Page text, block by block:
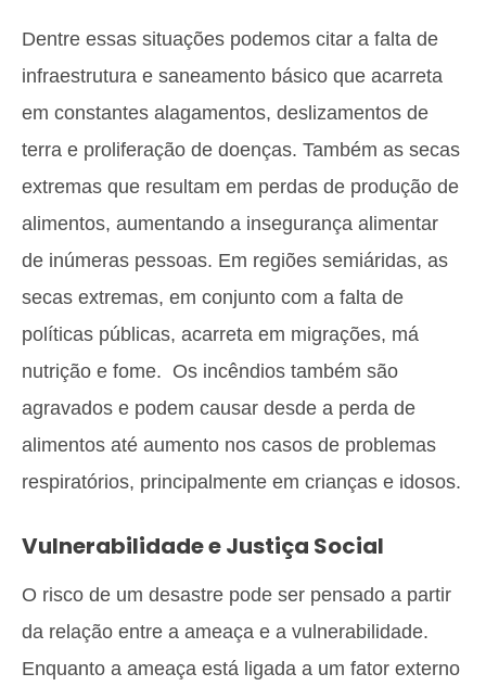
Dentre essas situações podemos citar a falta de
infraestrutura e saneamento básico que acarreta
em constantes alagamentos, deslizamentos de
terra e proliferação de doenças. Também as secas
extremas que resultam em perdas de produção de
alimentos, aumentando a insegurança alimentar
de inúmeras pessoas. Em regiões semiáridas, as
secas extremas, em conjunto com a falta de
políticas públicas, acarreta em migrações, má
nutrição e fome. Os incêndios também são
agravados e podem causar desde a perda de
alimentos até aumento nos casos de problemas
respiratórios, principalmente em crianças e idosos.
Vulnerabilidade e Justiça Social
O risco de um desastre pode ser pensado a partir
da relação entre a ameaça e a vulnerabilidade.
Enquanto a ameaça está ligada a um fator externo